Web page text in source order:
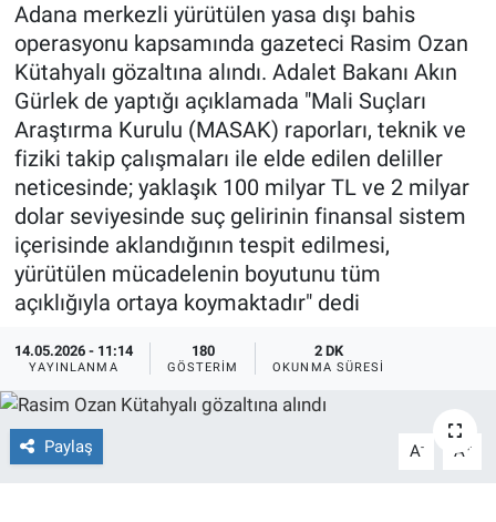
Adana merkezli yürütülen yasa dışı bahis
operasyonu kapsamında gazeteci Rasim Ozan
Kütahyalı gözaltına alındı. Adalet Bakanı Akın
Gürlek de yaptığı açıklamada "Mali Suçları
Araştırma Kurulu (MASAK) raporları, teknik ve
fiziki takip çalışmaları ile elde edilen deliller
neticesinde; yaklaşık 100 milyar TL ve 2 milyar
dolar seviyesinde suç gelirinin finansal sistem
içerisinde aklandığının tespit edilmesi,
yürütülen mücadelenin boyutunu tüm
açıklığıyla ortaya koymaktadır" dedi
14.05.2026 - 11:14
YAYINLANMA
180
GÖSTERIM
2 DK
OKUNMA SÜRESI
Paylaş A- A+
Doğa Konuşuyor
Dünya
Ege Saati
Ege'den Esintiler
Eğitim
Eğlence
Ekonomi
Forum
Gerçeğin İzinde
Sağlık
Spor
Yayın Akışı
İletişim
Tüm Manşetler
Son Dakika Haberleri
Haber Arşivi